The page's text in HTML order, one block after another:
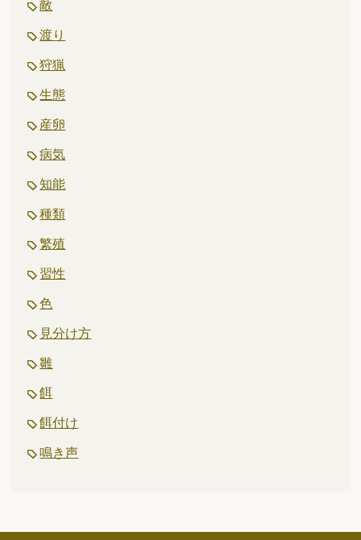
敵
渡り
狩猟
生態
産卵
病気
知能
種類
繁殖
習性
色
見分け方
雛
餌
餌付け
鳴き声